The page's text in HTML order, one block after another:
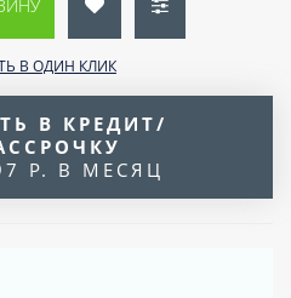
В ОДИН КЛИК
В КРЕДИТ/
Р. В МЕСЯЦ